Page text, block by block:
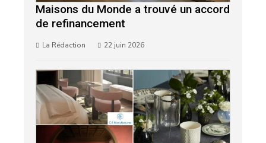
Maisons du Monde a trouvé un accord
de refinancement
La Rédaction 22 juin 2026